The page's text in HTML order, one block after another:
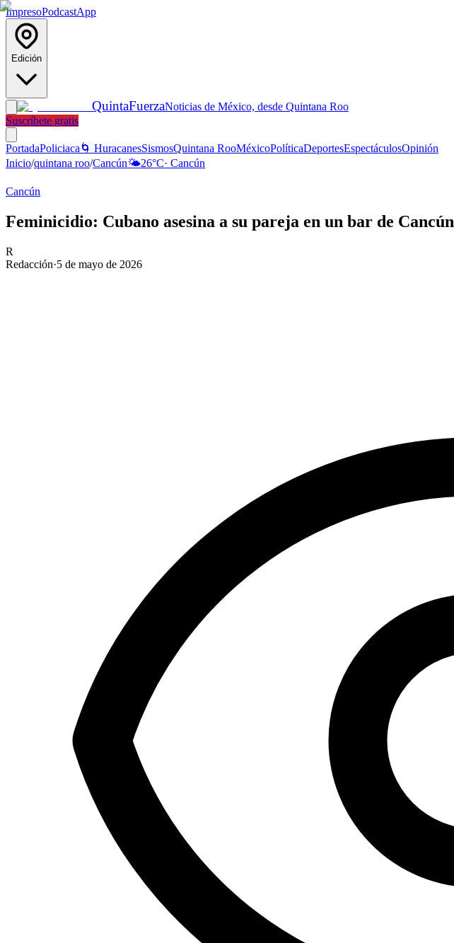
ImpresoPodcastApp
Edición
QuintaFuerzaNoticias de México, desde Quintana Roo
Suscríbete gratis
PortadaPoliciaca 🌀 HuracanesSismosQuintana RooMéxicoPolíticaDeportesEspectáculosOpinión
Inicio/quintana roo/Cancún🌤️26°C· Cancún
Cancún
Feminicidio: Cubano asesina a su pareja en un bar de Cancún
R
Redacción·5 de mayo de 2026